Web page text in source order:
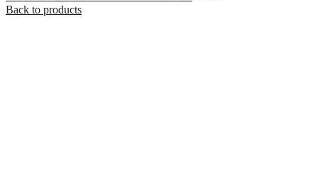
Back to products